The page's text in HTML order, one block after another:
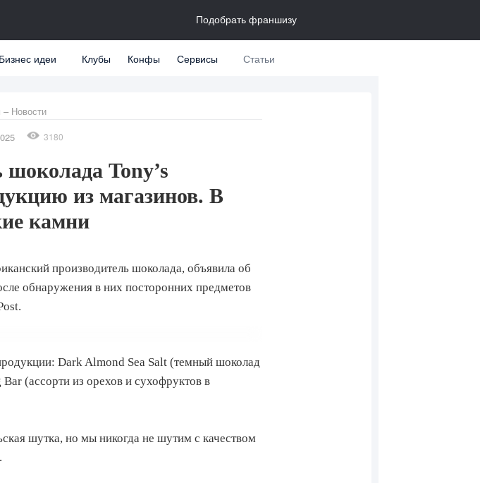
Подобрать франшизу
Бизнес идеи Клубы Конфы Сервисы Статьи
– Новости
3180
Tony’s
из магазинов. В
камни
производитель шоколада, объявила об
обнаружения в них посторонних предметов
Dark Almond Sea Salt (темный шоколад
(ассорти из орехов и сухофруктов в
шутка, но мы никогда не шутим с качеством